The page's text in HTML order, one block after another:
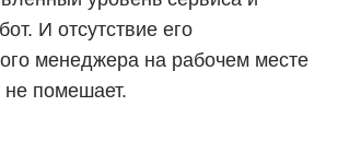
И отсутствие его
менеджера на рабочем месте
не помешает.